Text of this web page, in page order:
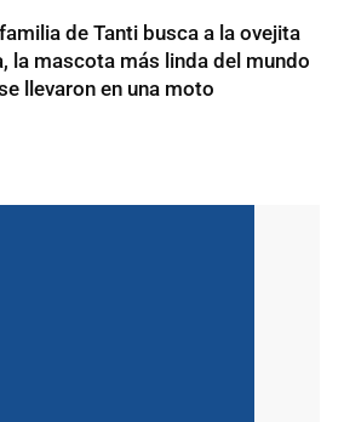
de Tanti busca a la ovejita
la mascota más linda del mundo
llevaron en una moto